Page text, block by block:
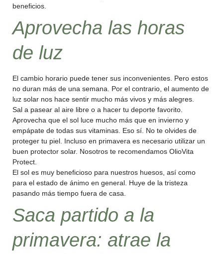
beneficios.
Aprovecha las horas
de luz
El cambio horario puede tener sus inconvenientes. Pero estos
no duran más de una semana. Por el contrario, el aumento de
luz solar nos hace sentir mucho más vivos y más alegres.
Sal a pasear al aire libre o a hacer tu deporte favorito.
Aprovecha que el sol luce mucho más que en invierno y
empápate de todas sus vitaminas. Eso sí. No te olvides de
proteger tu piel. Incluso en primavera es necesario utilizar un
buen protector solar. Nosotros te recomendamos OlioVita
Protect.
El sol es muy beneficioso para nuestros huesos, así como
para el estado de ánimo en general. Huye de la tristeza
pasando más tiempo fuera de casa.
Saca partido a la
primavera: atrae la